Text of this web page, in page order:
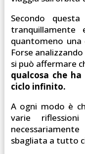
Secondo
tranquillamente
quantomeno una
Forse
si può affermare
qualcosa che
ciclo infinito.
A ogni modo è
varie
sbagliata a tutto